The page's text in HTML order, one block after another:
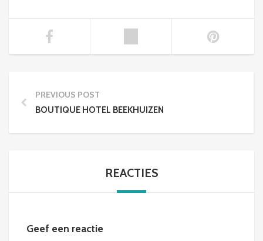
PREVIOUS POST
BOUTIQUE HOTEL BEEKHUIZEN
REACTIES
Geef een reactie